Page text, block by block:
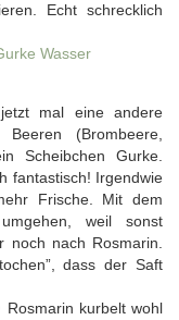
Echt schrecklich
mal eine andere
(Brombeere,
Scheibchen Gurke.
fantastisch! Irgendwie
Frische. Mit dem
weil sonst
noch nach Rosmarin.
dass der Saft
kurbelt wohl